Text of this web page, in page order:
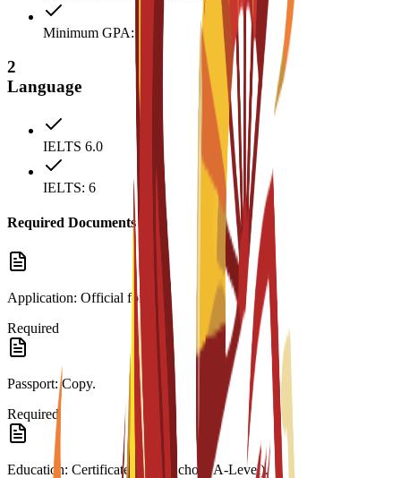
Minimum GPA: 2.5
2
Language
IELTS 6.0
IELTS: 6
Required Documents
Application: Official form.
Required
Passport: Copy.
Required
Education: Certificate (High School/A-Level).